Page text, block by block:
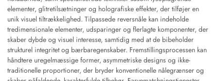
elementer, glitretilsætninger og holografiske effekter, der tilføjer en
unik visuel tiltrækkelighed. Tilpassede reversnåle kan indeholde
tredimensionale elementer, udsparinger og flerlagte komponenter, der
skaber dybde og visuel interesse, samtidig med at de bibeholder
strukturel integritet og bærbaregenskaber. Fremstillingsprocessen kan
håndtere uregelmæssige former, asymmetriske designs og ikke-
traditionelle proportioner, der bryder konventionelle nålegrænser og